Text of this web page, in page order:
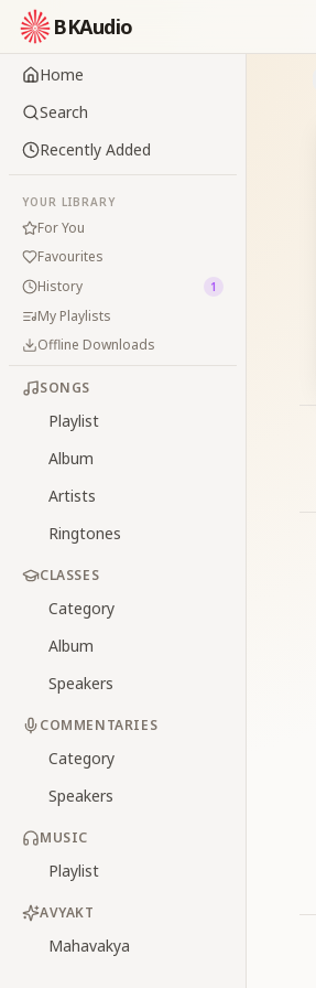
BKAudio
Home
Search
Recently Added
YOUR LIBRARY
For You
Favourites
History
1
My Playlists
Offline Downloads
SONGS
Playlist
Album
Artists
Ringtones
CLASSES
Category
Album
Speakers
COMMENTARIES
Category
Speakers
MUSIC
Playlist
AVYAKT
Mahavakya